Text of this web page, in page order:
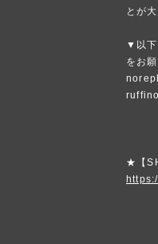
とが
▼以下
をお
★【